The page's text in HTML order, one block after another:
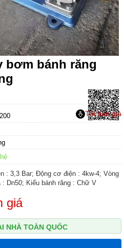
bơm bánh răng
Tải báo giá
: 3,3 Bar; Động cơ điện : 4kw-4; Vòng
Dn50; Kiểu bánh răng : Chữ V
giá
NHÀ TOÀN QUỐC